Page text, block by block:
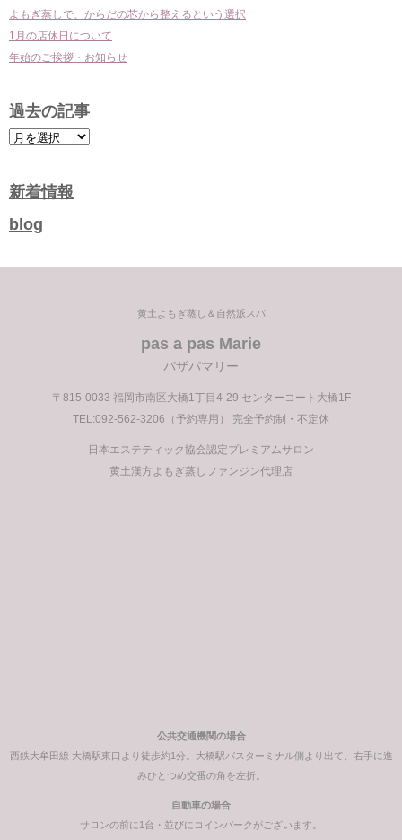
よもぎ蒸しで、からだの芯から整えるという選択
1月の店休日について
年始のご挨拶・お知らせ
過去の記事
過
の
記
事
新着情報
blog
黄土よもぎ蒸し＆自然派スパ
pas a pas Marie
パザパマリー
〒815-0033 福岡市南区大橋1丁目4-29 センターコート大橋1F
TEL:092-562-3206（予約専用） 完全予約制・不定休
日本エステティック協会認定プレミアムサロン
黄土漢方よもぎ蒸しファンジン代理店
公共交通機関の場合
西鉄大牟田線 大橋駅東口より徒歩約1分。大橋駅バスターミナル側より出て、右手に進
みひとつめ交番の角を左折。
自動車の場合
サロンの前に1台・並びにコインパークがございます。